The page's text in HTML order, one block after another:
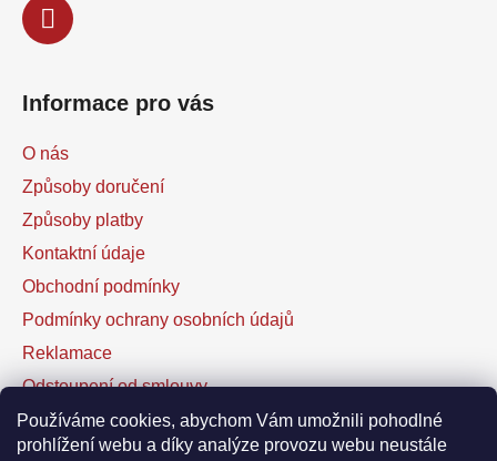
Používáme cookies, abychom Vám umožnili pohodlné
prohlížení webu a díky analýze provozu webu neustále
Informace pro vás
O nás
Způsoby doručení
Způsoby platby
Kontaktní údaje
Obchodní podmínky
Podmínky ochrany osobních údajů
Reklamace
Odstoupení od smlouvy
Kontaktní formulář